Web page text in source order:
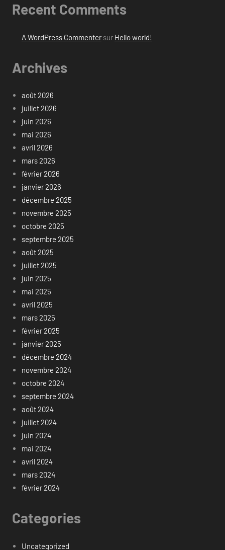
Recent Comments
A WordPress Commentersur Hello world!
Archives
août 2026
juillet 2026
juin 2026
mai 2026
avril 2026
mars 2026
février 2026
janvier 2026
décembre 2025
novembre 2025
octobre 2025
septembre 2025
août 2025
juillet 2025
juin 2025
mai 2025
avril 2025
mars 2025
février 2025
janvier 2025
décembre 2024
novembre 2024
octobre 2024
septembre 2024
août 2024
juillet 2024
juin 2024
mai 2024
avril 2024
mars 2024
février 2024
Categories
Uncategorized